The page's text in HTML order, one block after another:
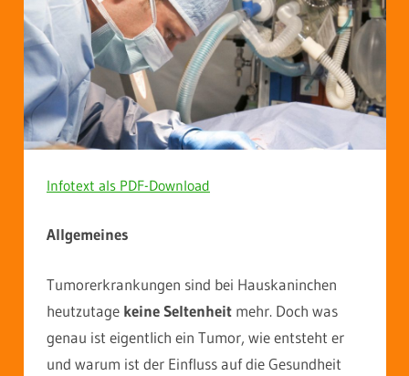
Infotext als PDF-Download
Allgemeines
Tumorerkrankungen sind bei Hauskaninchen
heutzutage keine Seltenheit mehr. Doch was
genau ist eigentlich ein Tumor, wie entsteht er
und warum ist der Einfluss auf die Gesundheit